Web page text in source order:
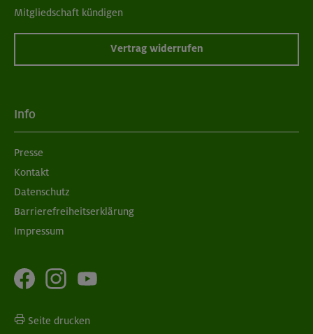
Mitgliedschaft kündigen
Vertrag widerrufen
Info
Presse
Kontakt
Datenschutz
Barrierefreiheitserklärung
Impressum
Seite drucken